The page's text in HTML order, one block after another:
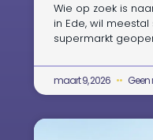
Wie op zoek is
in Ede, wil
supermarkt
maart 9, 2026 Geen